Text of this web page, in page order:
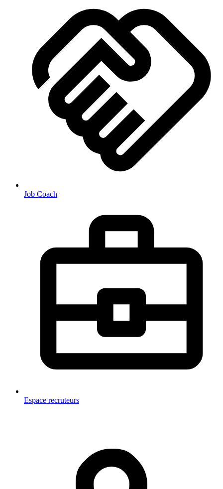
Job Coach
Espace recruteurs